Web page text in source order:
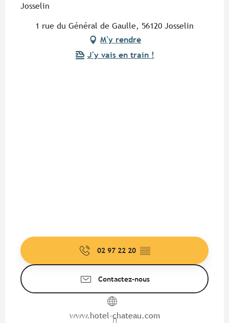
Josselin
1 rue du Général de Gaulle, 56120 Josselin
M'y rendre
J'y vais en train !
02 97 22 20 ▒▒
Contactez-nous
www.hotel-chateau.com